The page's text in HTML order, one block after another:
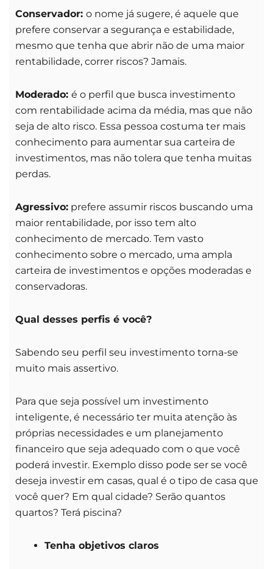
Conservador: o nome já sugere, é aquele que
prefere conservar a segurança e estabilidade,
mesmo que tenha que abrir não de uma maior
rentabilidade, correr riscos? Jamais.
Moderado: é o perfil que busca investimento
com rentabilidade acima da média, mas que não
seja de alto risco. Essa pessoa costuma ter mais
conhecimento para aumentar sua carteira de
investimentos, mas não tolera que tenha muitas
perdas.
Agressivo:prefere assumir riscos buscando uma
maior rentabilidade, por isso tem alto
conhecimento de mercado. Tem vasto
conhecimento sobre o mercado, uma ampla
carteira de investimentos e opções moderadas e
conservadoras.
Qual desses perfis é você?
Sabendo seu perfil seu investimento torna-se
muito mais assertivo.
Para que seja possível um investimento
inteligente, é necessário ter muita atenção às
próprias necessidades e um planejamento
financeiro que seja adequado com o que você
poderá investir. Exemplo disso pode ser se você
deseja investir em casas, qual é o tipo de casa que
você quer? Em qual cidade? Serão quantos
quartos? Terá piscina?
Tenha objetivos claros